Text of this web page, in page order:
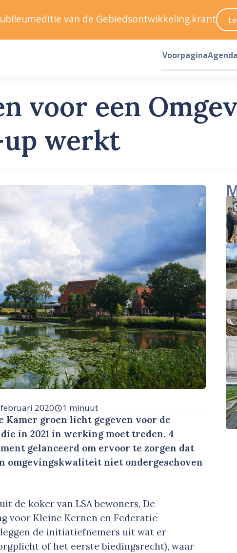
voor een
werkt
2020 1 minuut
Kamer groen licht gegeven voor de
in 2021 in werking moet treden. 4
gelanceerd om ervoor te zorgen dat
niet ondergeschoven
de koker van LSA bewoners, De
voor Kleine Kernen en Federatie
de initiatiefnemers uit wat er
of het eerste biedingsrecht), waar
van de Gebiedsontwikkeling.krant
VoorpaginaAgenda